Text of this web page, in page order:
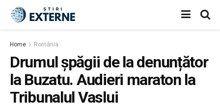
Home România
Drumul șpăgii de la denunțător
la Buzatu. Audieri maraton la
Tribunalul Vaslui